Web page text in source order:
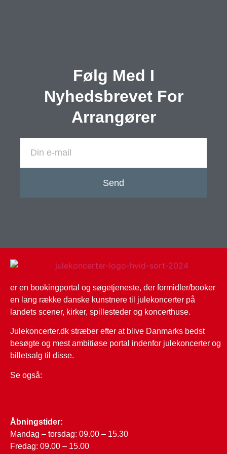
Følg Med I
Nyhedsbrevet For
Arrangører
Send
Åbningstider:
Mandag – torsdag: 09.00 – 15.30
Fredag: 09.00 – 15.00
er en bookingportal og søgetjeneste, der formidler/booker
en lang række danske kunstnere til julekoncerter på
landets scener, kirker, spillesteder og koncerthuse.
Julekoncerter.dk stræber efter at blive Danmarks bedst
besøgte og mest ambitiøse portal indenfor julekoncerter og
billetsalg til disse.
Se også: